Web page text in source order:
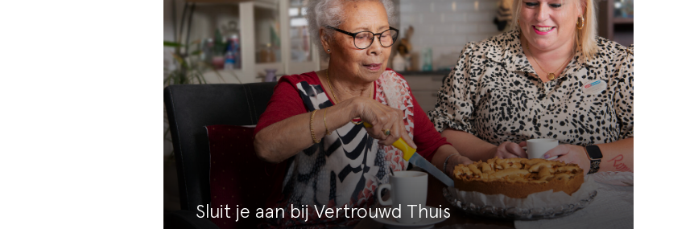
Sluit je aan bij Vertrouwd Thuis